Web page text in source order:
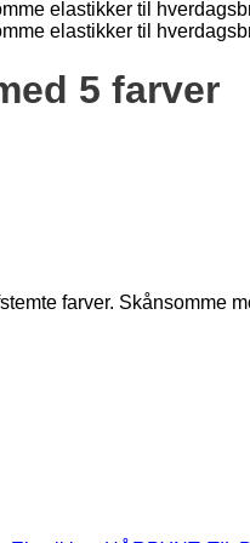
5 farver
farver. Skånsomme